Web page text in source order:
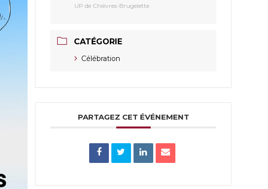
UP de Chièvres-Brugelette
CATÉGORIE
Célébration
PARTAGEZ CET ÉVÉNEMENT